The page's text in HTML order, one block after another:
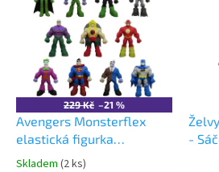
229 Kč –21 %
Avengers Monsterflex
elastická figurka
superhrdina
Průměrné
Skladem (2 ks)
-